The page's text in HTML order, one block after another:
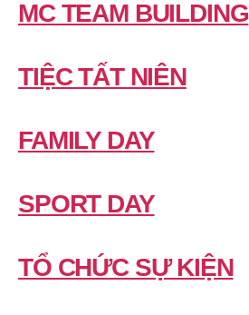
MC TEAM BUILDING
TIỆC TẤT NIÊN
FAMILY DAY
SPORT DAY
TỔ CHỨC SỰ KIỆN